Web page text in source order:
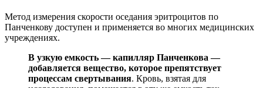
Метод измерения скорости оседания эритроцитов по
Панченкову доступен и применяется во многих медицинских
учреждениях.
В узкую емкость — капилляр Панченкова —
добавляется вещество, которое препятствует
процессам свертывания. Кровь, взятая для